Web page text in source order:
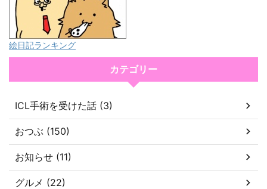
絵日記ランキング
カテゴリー
ICL手術を受けた話 (3)
おつぶ (150)
お知らせ (11)
グルメ (22)